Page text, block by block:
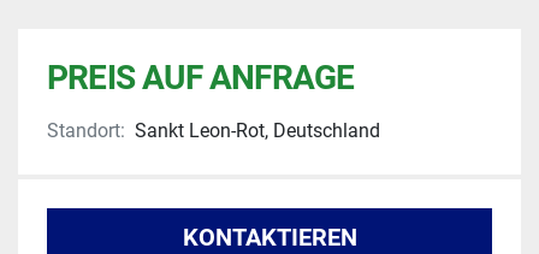
PREIS AUF ANFRAGE
Standort: Sankt Leon-Rot, Deutschland
KONTAKTIEREN